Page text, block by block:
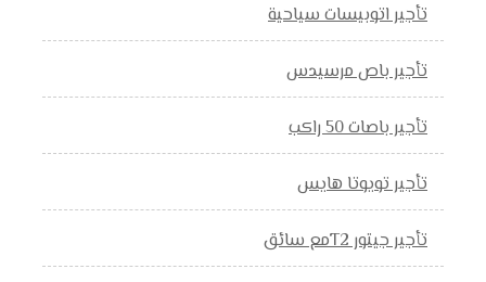
تأجير اتوبيسات سياحية
تأجير باص مرسيدس
تأجير باصات 50 راكب
تأجير تويوتا هايس
تأجير جيتور T2مع سائق